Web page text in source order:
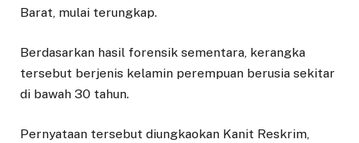
Barat, mulai terungkap.
Berdasarkan hasil forensik sementara, kerangka
tersebut berjenis kelamin perempuan berusia sekitar
di bawah 30 tahun.
Pernyataan tersebut diungkaokan Kanit Reskrim,